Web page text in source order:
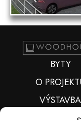
BYTY
O
VÝSTAVBA